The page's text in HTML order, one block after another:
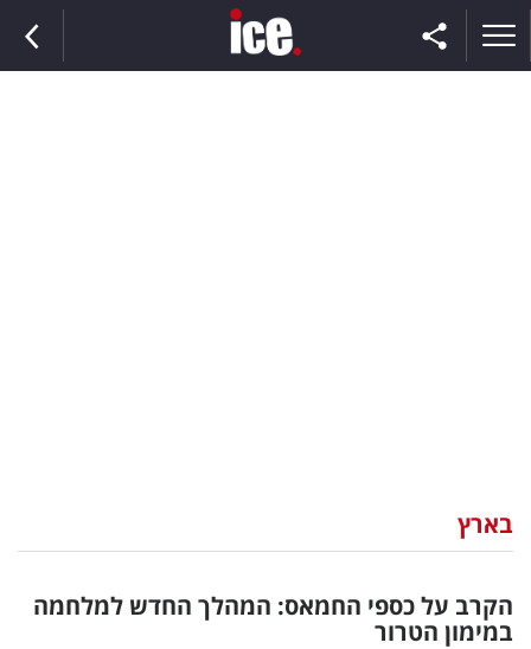
וצרכנות
דיגיטל
בארץ
הקרב על כספי החמאס: המהלך החדש למלחמה
במימון הטרור